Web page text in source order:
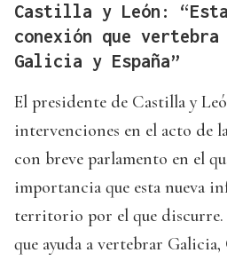
Castilla y León:
conexión que
Galicia y España”
El presidente de Castilla y
intervenciones en el acto de
con breve parlamento en el
importancia que esta nueva
territorio por el que discurre.
que ayuda a vertebrar